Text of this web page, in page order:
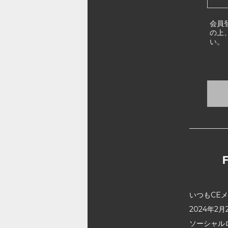
会員
の上
い。
いつもCE
2024年2月
ソーシャ